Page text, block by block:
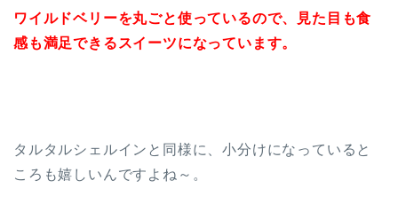
ワイルドベリーを丸ごと使っているので、見た目も食
感も満足できるスイーツになっています。
タルタルシェルインと同様に、小分けになっていると
ころも嬉しいんですよね～。